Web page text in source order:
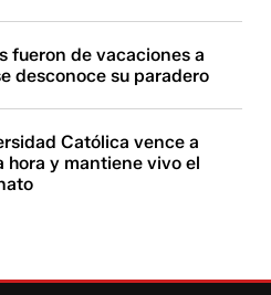
fueron de vacaciones a
desconoce su paradero
Católica vence a
hora y mantiene vivo el